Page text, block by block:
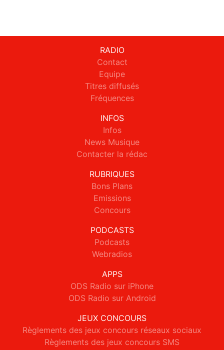
RADIO
Contact
Equipe
Titres diffusés
Fréquences
INFOS
Infos
News Musique
Contacter la rédac
RUBRIQUES
Bons Plans
Emissions
Concours
PODCASTS
Podcasts
Webradios
APPS
ODS Radio sur iPhone
ODS Radio sur Android
JEUX CONCOURS
Règlements des jeux concours réseaux sociaux
Règlements des jeux concours SMS